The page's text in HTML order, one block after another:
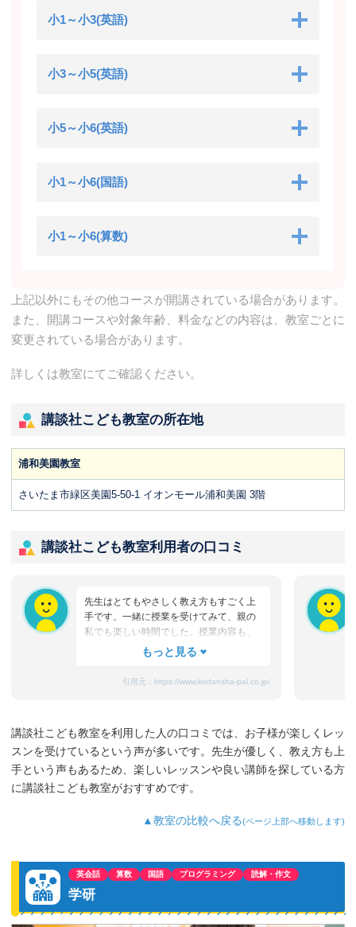
小1～小3(英語)
小3～小5(英語)
小5～小6(英語)
小1～小6(国語)
小1～小6(算数)
上記以外にもその他コースが開講されている場合があります。
また、開講コースや対象年齢、料金などの内容は、教室ごとに
変更されている場合があります。
詳しくは教室にてご確認ください。
講談社こども教室の所在地
浦和美園教室
さいたま市緑区美園5-50-1 イオンモール浦和美園 3階
講談社こども教室利用者の口コミ
先生はとてもやさしく教え方もすごく上
手です。一緒に授業を受けてみて、親の
私でも楽しい時間でした。授業内容も、
私では想像もつかないような教具の使い
教え方をしていて、子どもが毎週お教室
かと思いましたが、今では先生とお友達
と一緒にいろいろなことに挑戦し学んで
います。これからも少しずつ成長してい
ってほしいと思っています。
引用元： https://www.kodansha-pal.co.jp/
講談社こども教室を利用した人の口コミでは、お子様が楽しくレッ
スンを受けているという声が多いです。先生が優しく、教え方も上
手という声もあるため、楽しいレッスンや良い講師を探している方
に講談社こども教室がおすすめです。
▲教室の比較へ戻る(ページ上部へ移動します)
英会話 算数 国語 プログラミング 読解・作文
学研